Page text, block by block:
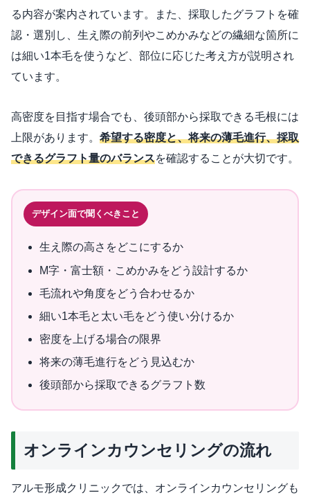
る内容が案内されています。また、採取したグラフトを確
認・選別し、生え際の前列やこめかみなどの繊細な箇所に
は細い1本毛を使うなど、部位に応じた考え方が説明され
ています。
高密度を目指す場合でも、後頭部から採取できる毛根には
上限があります。 希望する密度と、将来の薄毛進行、採取
できるグラフト量のバランスを確認することが大切です。
デザイン面で聞くべきこと
生え際の高さをどこにするか
M字・富士額・こめかみをどう設計するか
毛流れや角度をどう合わせるか
細い1本毛と太い毛をどう使い分けるか
密度を上げる場合の限界
将来の薄毛進行をどう見込むか
後頭部から採取できるグラフト数
オンラインカウンセリングの流れ
アルモ形成クリニックでは、オンラインカウンセリングも